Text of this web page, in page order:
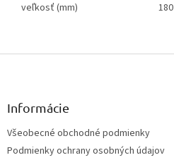
veľkosť (mm) 180
Z
Informácie
Všeobecné obchodné podmienky
Podmienky ochrany osobných údajov